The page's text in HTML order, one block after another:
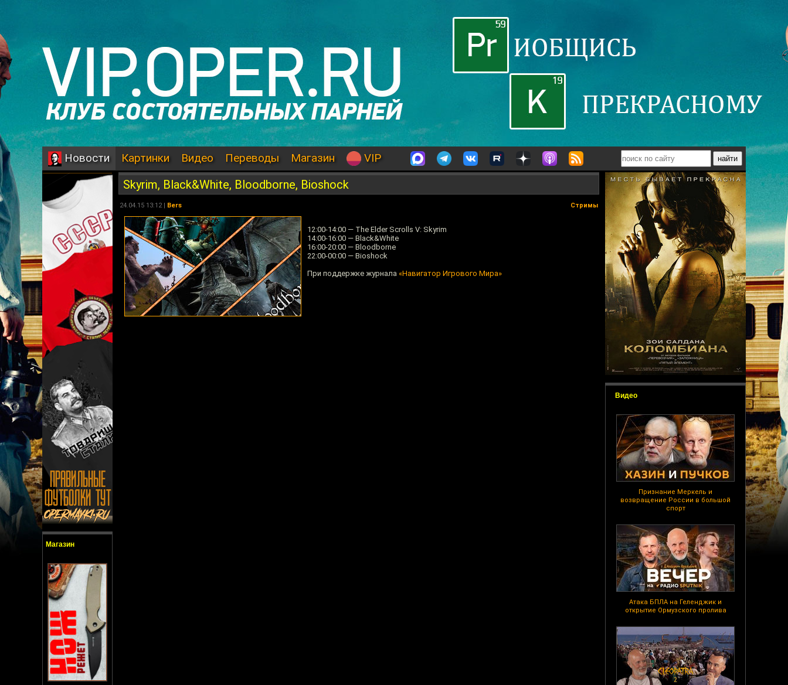
Новости Картинки Видео Переводы Магазин VIP
Магазин
Видео
Признание Меркель и
возвращение России в большой
спорт
Атака БПЛА на Геленджик и
открытие Ормузского пролива
Skyrim, Black&White, Bloodborne, Bioshock
24.04.15 13:12 | Bers Стримы
12:00-14:00 — The Elder Scrolls V: Skyrim
14:00-16:00 — Black&White
16:00-20:00 — Bloodborne
22:00-00:00 — Bioshock
При поддержке журнала «Навигатор Игрового Мира»